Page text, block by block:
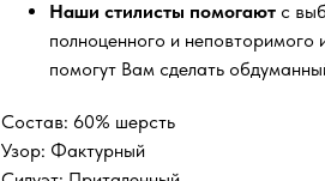
Наши стилисты помогают с
полноценного и
помогут Вам сделать
Состав: 60% шерсть
Узор: Фактурный